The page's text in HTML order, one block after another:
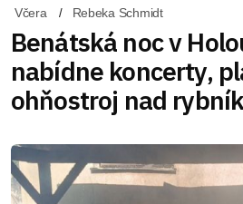
Včera Rebeka Schmidt
Benátská noc v
nabídne koncerty,
ohňostroj nad